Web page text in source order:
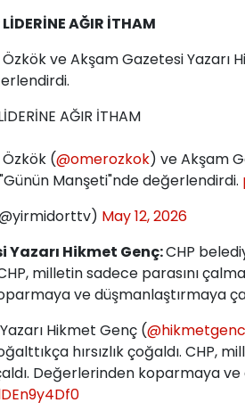
AĞIR İTHAM
ve Akşam Gazetesi Yazarı
AĞIR İTHAM
(@omerozkok) ve Akşam
Manşeti"nde değerlendirdi.
May 12, 2026
Yazarı Hikmet Genç:CHP
CHP, milletin sadece parasını
ve düşmanlaştırmaya
Hikmet Genç (@hikmetgenc
hırsızlık çoğaldı. CHP,
Değerlerinden koparmaya ve